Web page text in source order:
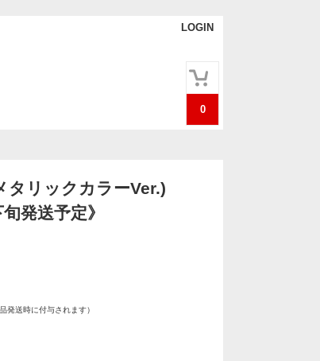
LOGIN
0
タリックカラーVer.)
発送予定》
発送時に付与されます）